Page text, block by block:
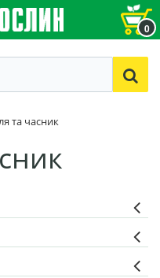
0
та часник